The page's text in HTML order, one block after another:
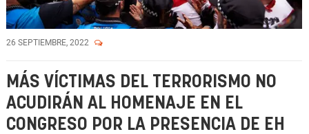
26 SEPTIEMBRE, 2022
MÁS VÍCTIMAS DEL TERRORISMO NO
ACUDIRÁN AL HOMENAJE EN EL
CONGRESO POR LA PRESENCIA DE EH